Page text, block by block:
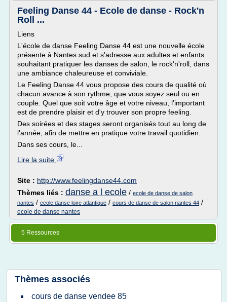
Feeling Danse 44 - Ecole de danse - Rock'n
Roll ...
Liens
L'école de danse Feeling Danse 44 est une nouvelle école
présente à Nantes sud et s'adresse aux adultes et enfants
souhaitant pratiquer les danses de salon, le rock'n'roll, dans
une ambiance chaleureuse et conviviale.
Le Feeling Danse 44 vous propose des cours de qualité où
chacun avance à son rythme, que vous soyez seul ou en
couple. Quel que soit votre âge et votre niveau, l'important
est de prendre plaisir et d'y trouver son propre feeling.
Des soirées et des stages seront organisés tout au long de
l'année, afin de mettre en pratique votre travail quotidien.
Dans ses cours, le...
Lire la suite
Site : http://www.feelingdanse44.com
Thèmes liés : danse a l ecole / ecole de danse de salon
nantes / ecole danse loire atlantique / cours de danse de salon nantes 44 /
ecole de danse nantes
5 Ressources
Thèmes associés
cours de danse vendee 85